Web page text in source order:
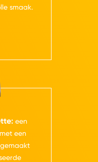
smaak.
een
een